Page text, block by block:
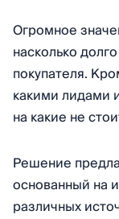
Огромное
насколько
покупателя.
какими лидами
на какие не
Решение
основанный на
различных